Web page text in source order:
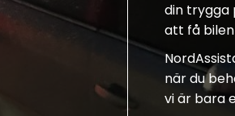
din trygga
att få
när du
vi är bara